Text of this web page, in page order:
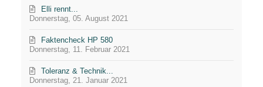
Donnerstag, 05. August 2021
Elli rennt...
Donnerstag, 11. Februar 2021
Faktencheck HP 580
Donnerstag, 21. Januar 2021
Toleranz & Technik...